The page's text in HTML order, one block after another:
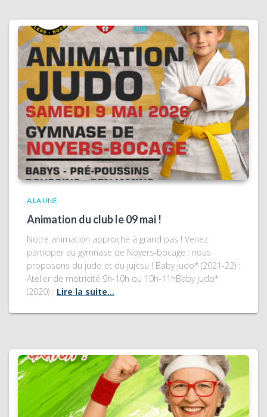
A LA UNE
Animation du club le 09 mai !
Notre animation approche à grand pas ! Venez
participer au gymnase de Noyers-bocage : nous
proposons du judo et du jujitsu ! Baby judo* (2021-22) :
Atelier de motricité 9h-10h ou 10h-11hBaby judo*
(2020) : Lire la suite…